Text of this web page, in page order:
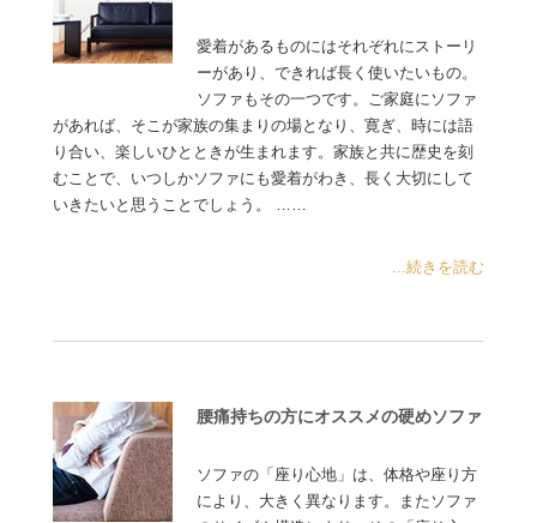
愛着があるものにはそれぞれにストーリ
ーがあり、できれば長く使いたいもの。
ソファもその一つです。ご家庭にソファ
があれば、そこが家族の集まりの場となり、寛ぎ、時には語
り合い、楽しいひとときが生まれます。家族と共に歴史を刻
むことで、いつしかソファにも愛着がわき、長く大切にして
いきたいと思うことでしょう。 ……
...続きを読む
腰痛持ちの方にオススメの硬めソファ
ソファの「座り心地」は、体格や座り方
により、大きく異なります。またソファ